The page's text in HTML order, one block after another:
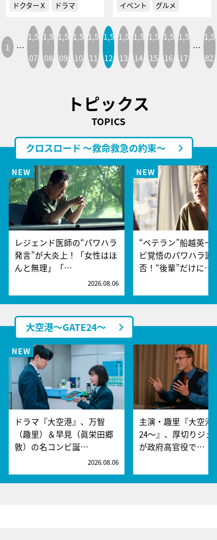
ドクターＸ ドラマ イベント グルメ
1 …
1,5
07
1,5
08
1,5
09
1,5
10
1,5
11
1,5
12
1,5
13
1,5
14
1,5
15
1,5
16
1,5
17
…
1,5
82
トピックス
TOPICS
クロスロード ～救命救急の約束～
レジェンド医師の“パワハラ
発言”が大炎上！「女性はほ
んと無理」「…
2026.08.06
“ベテラン”船越英一
ビ覚悟のパワハラ謝
否！“後輩”だけに…
大空港～GATE24～
ドラマ『大空港』、万智
（趣里）＆早見（眞栄田郷
敦）の名コンビ誕…
2026.08.06
主演・趣里『大空港
24～』、厚切りジェ
が政府高官役で…